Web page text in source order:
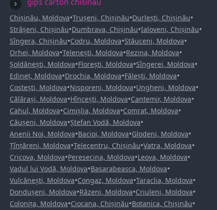
Chișinău, Moldova•Trușeni, Chișinău•Durlești, Chișinău•
Strășeni, Chișinău•Dumbrava, Chișinău•Ialoveni, Chișinău•
Sîngera, Chișinău•Codru, Moldova•Stăuceni, Moldova•
Orhei, Moldova•Telenești, Moldova•Rezina, Moldova•
Șoldănești, Moldova•Florești, Moldova•Sîngerei, Moldova•
Edineț, Moldova•Drochia, Moldova•Fălești, Moldova•
Costești, Moldova•Nisporeni, Moldova•Ungheni, Moldova•
Călărași, Moldova•Hîncești, Moldova•Cantemir, Moldova•
Cahul, Moldova•Cimișlia, Moldova•Comrat, Moldova•
Căușeni, Moldova•Ștefan Vodă, Moldova•
Anenii Noi, Moldova•Bacioi, Moldova•Glodeni, Moldova•
Țînțăreni, Moldova•Telecentru, Chișinău•Vatra, Moldova•
Cricova, Moldova•Peresecina, Moldova•Leova, Moldova•
Vadul lui Vodă, Moldova•Basarabeasca, Moldova•
Vulcănești, Moldova•Congaz, Moldova•Taraclia, Moldova•
Dondușeni, Moldova•Răzeni, Moldova•Criuleni, Moldova•
Colonița, Moldova•Ciocana, Chișinău•Botanica, Chișinău•